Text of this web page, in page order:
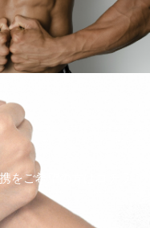
をご希望の方はコチラ